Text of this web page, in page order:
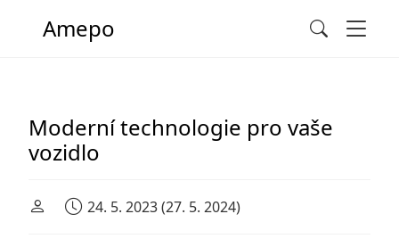
Main Navigation
Amepo Search
Moderní technologie pro vaše
vozidlo
24. 5. 2023(27. 5. 2024)